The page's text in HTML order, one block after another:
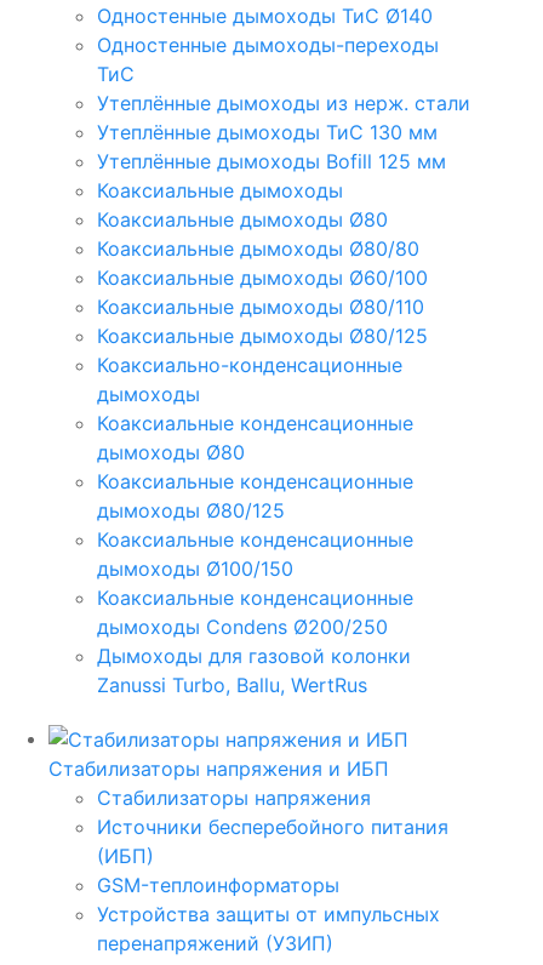
Одностенные дымоходы ТиС Ø140
Одностенные дымоходы-переходы
ТиС
Утеплённые дымоходы из нерж. стали
Утеплённые дымоходы ТиС 130 мм
Утеплённые дымоходы Bofill 125 мм
Коаксиальные дымоходы
Коаксиальные дымоходы Ø80
Коаксиальные дымоходы Ø80/80
Коаксиальные дымоходы Ø60/100
Коаксиальные дымоходы Ø80/110
Коаксиальные дымоходы Ø80/125
Коаксиально-конденсационные
дымоходы
Коаксиальные конденсационные
дымоходы Ø80
Коаксиальные конденсационные
дымоходы Ø80/125
Коаксиальные конденсационные
дымоходы Ø100/150
Коаксиальные конденсационные
дымоходы Condens Ø200/250
Дымоходы для газовой колонки
Zanussi Turbo, Ballu, WertRus
Стабилизаторы напряжения и ИБП
Стабилизаторы напряжения
Источники бесперебойного питания
(ИБП)
GSM-теплоинформаторы
Устройства защиты от импульсных
перенапряжений (УЗИП)